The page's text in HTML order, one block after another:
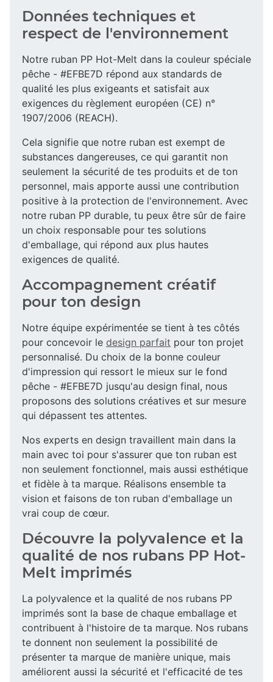
Données techniques et
respect de l'environnement
Notre ruban PP Hot-Melt dans la couleur spéciale
pêche - #EFBE7D répond aux standards de
qualité les plus exigeants et satisfait aux
exigences du règlement européen (CE) n°
1907/2006 (REACH).
Cela signifie que notre ruban est exempt de
substances dangereuses, ce qui garantit non
seulement la sécurité de tes produits et de ton
personnel, mais apporte aussi une contribution
positive à la protection de l'environnement. Avec
notre ruban PP durable, tu peux être sûr de faire
un choix responsable pour tes solutions
d'emballage, qui répond aux plus hautes
exigences de qualité.
Accompagnement créatif
pour ton design
Notre équipe expérimentée se tient à tes côtés
pour concevoir le design parfait pour ton projet
personnalisé. Du choix de la bonne couleur
d'impression qui ressort le mieux sur le fond
pêche - #EFBE7D jusqu'au design final, nous
proposons des solutions créatives et sur mesure
qui dépassent tes attentes.
Nos experts en design travaillent main dans la
main avec toi pour s'assurer que ton ruban est
non seulement fonctionnel, mais aussi esthétique
et fidèle à ta marque. Réalisons ensemble ta
vision et faisons de ton ruban d'emballage un
vrai coup de cœur.
Découvre la polyvalence et la
qualité de nos rubans PP Hot-
Melt imprimés
La polyvalence et la qualité de nos rubans PP
imprimés sont la base de chaque emballage et
contribuent à l'histoire de ta marque. Nos rubans
te donnent non seulement la possibilité de
présenter ta marque de manière unique, mais
améliorent aussi la sécurité et l'efficacité de tes